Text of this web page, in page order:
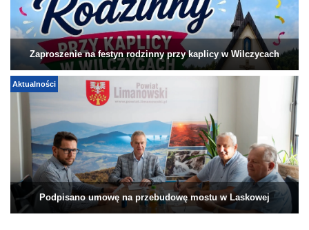
Zaproszenie na festyn rodzinny przy kaplicy w Wilczycach
Aktualności
Podpisano umowę na przebudowę mostu w Laskowej